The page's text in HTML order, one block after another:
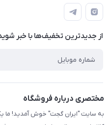
لیست محصولات
درباره ما
قوانین و مقررات
حریم خصوصی
راهنما
از جدید‌ترین تخفیف‌ها با‌ خبر
مختصری درباره فروشگاه
به سایت "ایران گجت" خوش آمدید! ما